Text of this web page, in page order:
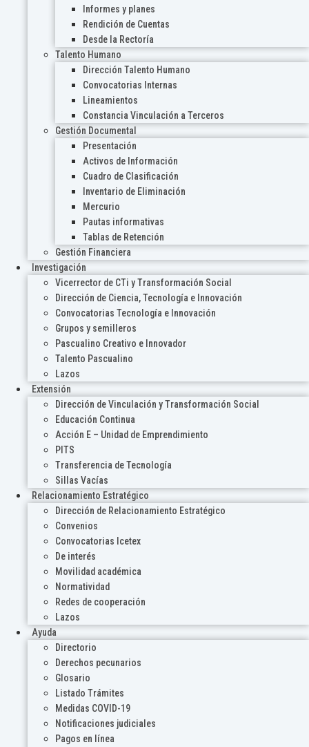
Informes y planes
Rendición de Cuentas
Desde la Rectoría
Talento Humano
Dirección Talento Humano
Convocatorias Internas
Lineamientos
Constancia Vinculación a Terceros
Gestión Documental
Presentación
Activos de Información
Cuadro de Clasificación
Inventario de Eliminación
Mercurio
Pautas informativas
Tablas de Retención
Gestión Financiera
Investigación
Vicerrector de CTi y Transformación Social
Dirección de Ciencia, Tecnología e Innovación
Convocatorias Tecnología e Innovación
Grupos y semilleros
Pascualino Creativo e Innovador
Talento Pascualino
Lazos
Extensión
Dirección de Vinculación y Transformación Social
Educación Continua
Acción E – Unidad de Emprendimiento
PITS
Transferencia de Tecnología
Sillas Vacías
Relacionamiento Estratégico
Dirección de Relacionamiento Estratégico
Convenios
Convocatorias Icetex
De interés
Movilidad académica
Normatividad
Redes de cooperación
Lazos
Ayuda
Directorio
Derechos pecunarios
Glosario
Listado Trámites
Medidas COVID-19
Notificaciones judiciales
Pagos en línea